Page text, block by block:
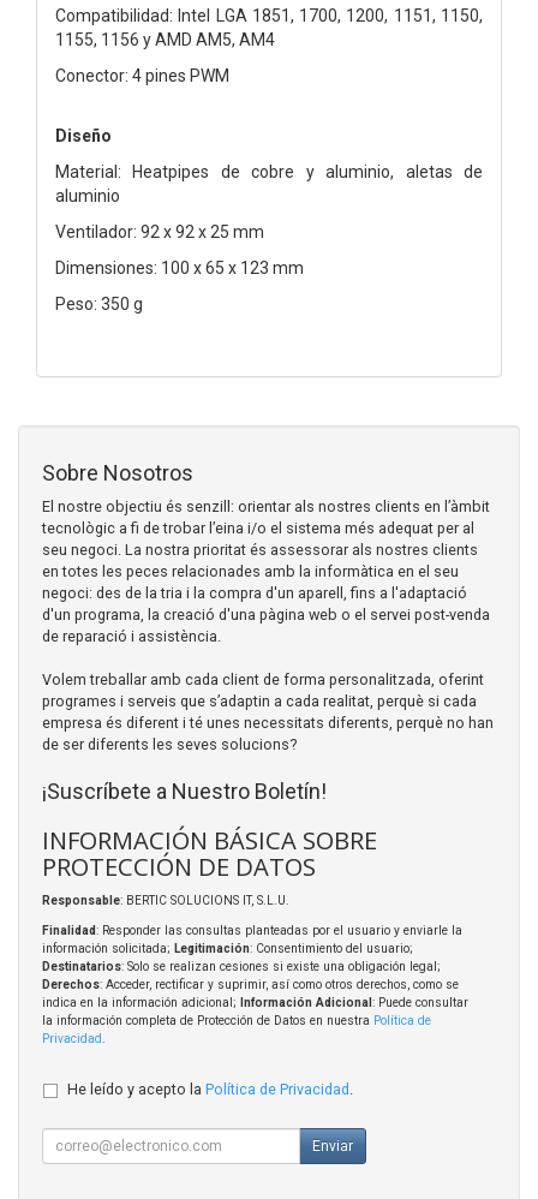
Compatibilidad: Intel LGA 1851, 1700, 1200, 1151, 1150,
1155, 1156 y AMD AM5, AM4
Conector: 4 pines PWM
Diseño
Material: Heatpipes de cobre y aluminio, aletas de
aluminio
Ventilador: 92 x 92 x 25 mm
Dimensiones: 100 x 65 x 123 mm
Peso: 350 g
Sobre Nosotros
El nostre objectiu és senzill: orientar als nostres clients en l’àmbit
tecnològic a fi de trobar l’eina i/o el sistema més adequat per al
seu negoci. La nostra prioritat és assessorar als nostres clients
en totes les peces relacionades amb la informàtica en el seu
negoci: des de la tria i la compra d'un aparell, fins a l'adaptació
d'un programa, la creació d'una pàgina web o el servei post-venda
de reparació i assistència.
Volem treballar amb cada client de forma personalitzada, oferint
programes i serveis que s’adaptin a cada realitat, perquè si cada
empresa és diferent i té unes necessitats diferents, perquè no han
de ser diferents les seves solucions?
¡Suscríbete a Nuestro Boletín!
INFORMACIÓN BÁSICA SOBRE
PROTECCIÓN DE DATOS
Responsable: BERTIC SOLUCIONS IT, S.L.U.
Finalidad: Responder las consultas planteadas por el usuario y enviarle la
información solicitada; Legitimación: Consentimiento del usuario;
Destinatarios: Solo se realizan cesiones si existe una obligación legal;
Derechos: Acceder, rectificar y suprimir, así como otros derechos, como se
indica en la información adicional;
Información Adicional : Puede consultar
la información completa de Protección de Datos en nuestra Política de
Privacidad
He leído y acepto la Política de Privacidad
Enviar